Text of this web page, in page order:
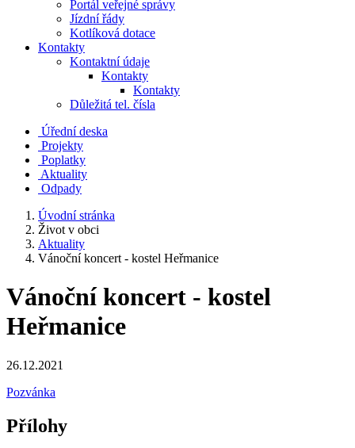
Portál veřejné správy
Jízdní řády
Kotlíková dotace
Kontakty
Kontaktní údaje
Kontakty
Kontakty
Důležitá tel. čísla
Úřední deska
Projekty
Poplatky
Aktuality
Odpady
Úvodní stránka
Život v obci
Aktuality
Vánoční koncert - kostel Heřmanice
Vánoční koncert - kostel
Heřmanice
26.12.2021
Pozvánka
Přílohy